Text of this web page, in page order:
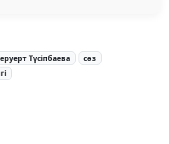
Түсіпбаева
сөз